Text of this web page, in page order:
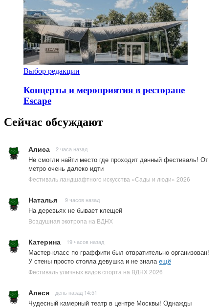
Выбор редакции
Концерты и мероприятия в ресторане
Escape
Сейчас обсуждают
Алиса 2 часа назад
Не смогли найти место где проходит данный фестиваль! От
метро очень далеко идти
Фестиваль ландшафтного искусства «Сады и люди» 2026
Наталья 9 часов назад
На деревьях не бывает клещей
Воздушная экотропа на ВДНХ
Катерина 19 часов назад
Мастер-класс по граффити был отвратительно организован!
У стены просто стояла девушка и не зналаещё
Фестиваль уличных видов спорта на ВДНХ 2026
Алеся день назад 14:51
Чудесный камерный театр в центре Москвы! Однажды